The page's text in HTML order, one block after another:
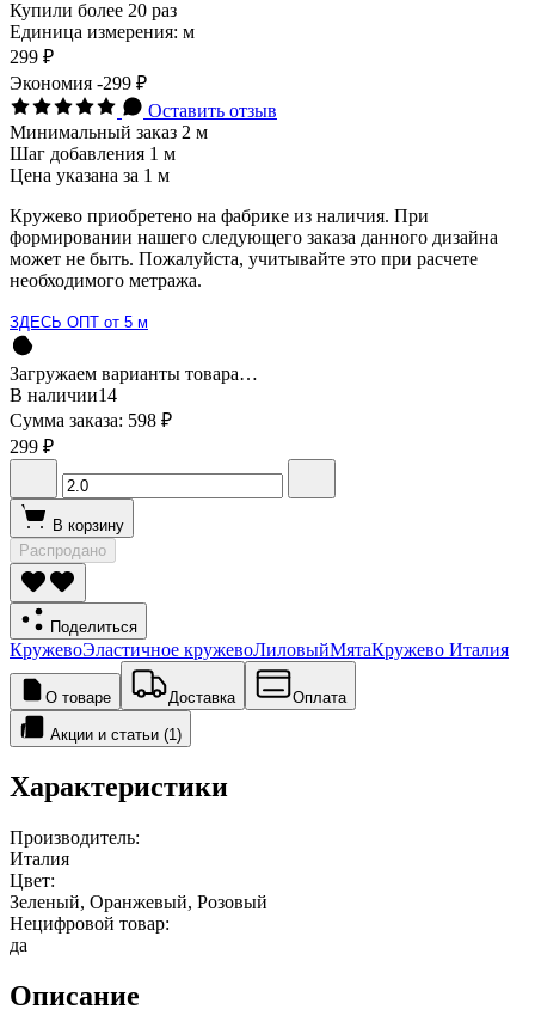
Купили более 20 раз
Единица измерения: м
299 ₽
Экономия -299 ₽
Оставить отзыв
Минимальный заказ 2 м
Шаг добавления 1 м
Цена указана за 1 м
Кружево приобретено на фабрике из наличия. При
формировании нашего следующего заказа данного дизайна
может не быть. Пожалуйста, учитывайте это при расчете
необходимого метража.
ЗДЕСЬ ОПТ от 5 м
Загружаем варианты товара…
В наличии14
Сумма заказа: 598 ₽
299 ₽
В корзину
Распродано
Поделиться
КружевоЭластичное кружевоЛиловыйМятаКружево Италия
О товаре Доставка Оплата
Акции и статьи (1)
Характеристики
Производитель:
Италия
Цвет:
Зеленый, Оранжевый, Розовый
Нецифровой товар:
да
Описание